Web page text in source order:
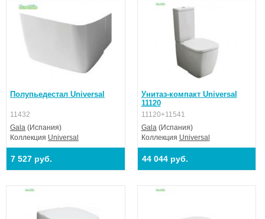
Полупьедестал Universal
11432
Gala (Испания)
Коллекция Universal
7 527 руб.
Унитаз-компакт Universal
11120
11120+11541
Gala(Испания)
Коллекция Universal
44 044 руб.